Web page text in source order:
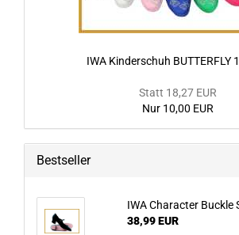
IWA Kinderschuh BUTTERFLY
Statt 18,27 EUR
Nur 10,00 EUR
Bestseller
IWA Character Buckle
38,99 EUR